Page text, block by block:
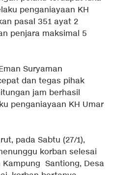
penganiayaan KH
pasal 351 ayat 2
penjara maksimal 5
Suryaman
dan tegas pihak
jam berhasil
penganiayaan KH Umar
pada Sabtu (27/1),
korban selesai
Santiong, Desa